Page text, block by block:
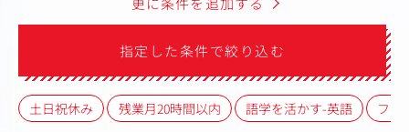
指定した条件で絞り込む
土日祝休み 残業月20時間以内 語学を活かす-英語 フレ